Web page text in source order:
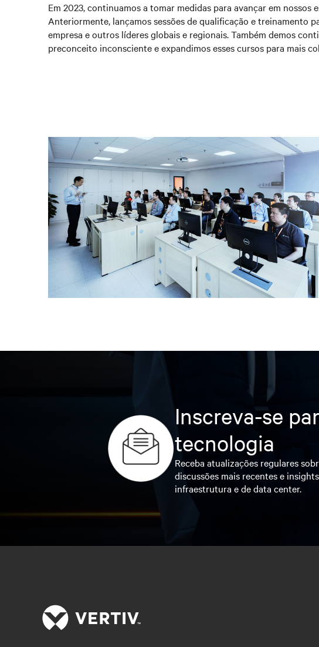
Em 2023, continuamos a tomar medidas para avançar em nossos
Anteriormente, lançamos sessões de qualificação e treinamento
empresa e outros líderes globais e regionais. Também demos
preconceito inconsciente e expandimos esses cursos para mais
Inscreva-se
tecnologia
Receba atualizações regulares
discussões mais recentes e
infraestrutura e de data center.